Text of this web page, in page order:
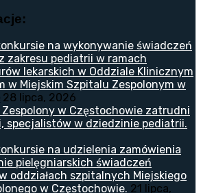
na wykonywanie świadczeń
zakresu pediatrii w ramach
lekarskich w Oddziale Klinicznym
w Miejskim Szpitalu Zespolonym w
28 lipca, 2026
Zespolony w Częstochowie zatrudni
specjalistów w dziedzinie pediatrii.
na udzielenia zamówienia
pielęgniarskich świadczeń
oddziałach szpitalnych Miejskiego
w Częstochowie. 21 lipca,